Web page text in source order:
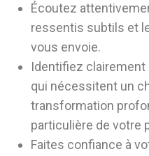
Écoutez
ressentis subtils et
vous envoie.
Identifiez clairement
qui nécessitent un
transformation
particulière de votre
Faites confiance à